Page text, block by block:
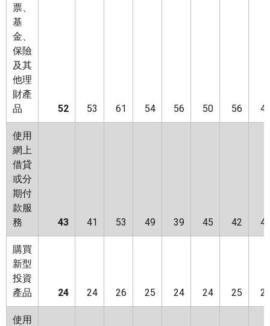
票、
基
金、
保險
及其
他理
財產
品
52 53 61 54 56 50 56
使用
網上
借貸
或分
期付
款服
務
43 41 53 49 39 45 42
購買
新型
投資
產品
24 24 26 25 24 24 25
使用